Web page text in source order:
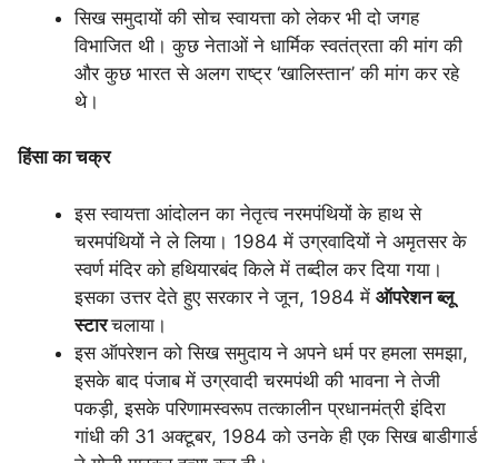
सिख समुदायों की सोच स्वायत्ता को लेकर भी दो जगह
विभाजित थी। कुछ नेताओं ने धार्मिक स्वतंत्रता की मांग की
और कुछ भारत से अलग राष्ट्र ‘खालिस्तान’ की मांग कर रहे
थे।
हिंसा का चक्र
इस स्वायत्ता आंदोलन का नेतृत्व नरमपंथियों के हाथ से
चरमपंथियों ने ले लिया। 1984 में उग्रवादियों ने अमृतसर के
स्वर्ण मंदिर को हथियारबंद किले में तब्दील कर दिया गया।
इसका उत्तर देते हुए सरकार ने जून, 1984 में ऑपरेशन ब्लू
स्टारचलाया।
इस ऑपरेशन को सिख समुदाय ने अपने धर्म पर हमला समझा,
इसके बाद पंजाब में उग्रवादी चरमपंथी की भावना ने तेजी
पकड़ी, इसके परिणामस्वरूप तत्कालीन प्रधानमंत्री इंदिरा
गांधी की 31 अक्टूबर, 1984 को उनके ही एक सिख बाडीगार्ड